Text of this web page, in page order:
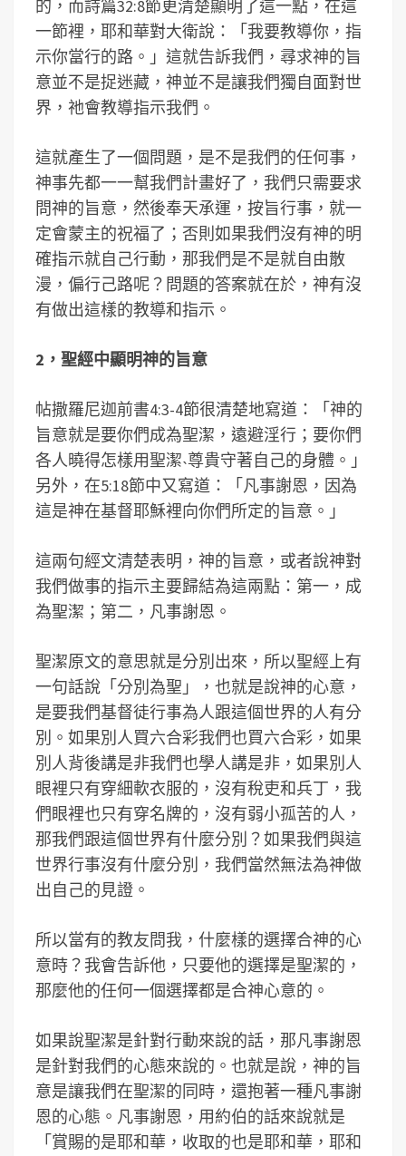
的，而詩篇32:8節更清楚顯明了這一點，在這
一節裡，耶和華對大衛說：「我要教導你，指
示你當行的路。」這就告訴我們，尋求神的旨
意並不是捉迷藏，神並不是讓我們獨自面對世
界，祂會教導指示我們。
這就產生了一個問題，是不是我們的任何事，
神事先都一一幫我們計畫好了，我們只需要求
問神的旨意，然後奉天承運，按旨行事，就一
定會蒙主的祝福了；否則如果我們沒有神的明
確指示就自己行動，那我們是不是就自由散
漫，偏行己路呢？問題的答案就在於，神有沒
有做出這樣的教導和指示。
2，聖經中顯明神的旨意
帖撒羅尼迦前書4:3-4節很清楚地寫道：「神的
旨意就是要你們成為聖潔，遠避淫行；要你們
各人曉得怎樣用聖潔˴尊貴守著自己的身體。」
另外，在5:18節中又寫道：「凡事謝恩，因為
這是神在基督耶穌裡向你們所定的旨意。」
這兩句經文清楚表明，神的旨意，或者說神對
我們做事的指示主要歸結為這兩點：第一，成
為聖潔；第二，凡事謝恩。
聖潔原文的意思就是分別出來，所以聖經上有
一句話說「分別為聖」，也就是說神的心意，
是要我們基督徒行事為人跟這個世界的人有分
別。如果別人買六合彩我們也買六合彩，如果
別人背後講是非我們也學人講是非，如果別人
眼裡只有穿細軟衣服的，沒有稅吏和兵丁，我
們眼裡也只有穿名牌的，沒有弱小孤苦的人，
那我們跟這個世界有什麼分別？如果我們與這
世界行事沒有什麼分別，我們當然無法為神做
出自己的見證。
所以當有的教友問我，什麼樣的選擇合神的心
意時？我會告訴他，只要他的選擇是聖潔的，
那麼他的任何一個選擇都是合神心意的。
如果說聖潔是針對行動來說的話，那凡事謝恩
是針對我們的心態來說的。也就是說，神的旨
意是讓我們在聖潔的同時，還抱著一種凡事謝
恩的心態。凡事謝恩，用約伯的話來說就是
「賞賜的是耶和華，收取的也是耶和華，耶和